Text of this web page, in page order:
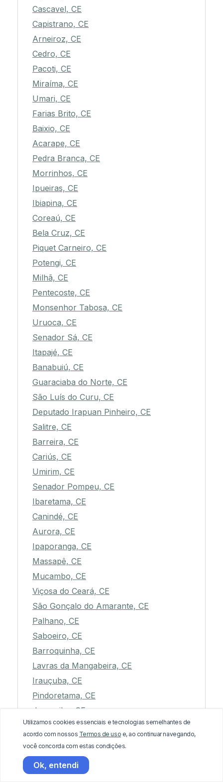
Cascavel, CE
Capistrano, CE
Arneiroz, CE
Cedro, CE
Pacoti, CE
Miraíma, CE
Umari, CE
Farias Brito, CE
Baixio, CE
Acarape, CE
Pedra Branca, CE
Morrinhos, CE
Ipueiras, CE
Ibiapina, CE
Coreaú, CE
Bela Cruz, CE
Piquet Carneiro, CE
Potengi, CE
Milhã, CE
Pentecoste, CE
Monsenhor Tabosa, CE
Uruoca, CE
Senador Sá, CE
Itapajé, CE
Banabuiú, CE
Guaraciaba do Norte, CE
São Luís do Curu, CE
Deputado Irapuan Pinheiro, CE
Salitre, CE
Barreira, CE
Cariús, CE
Umirim, CE
Senador Pompeu, CE
Ibaretama, CE
Canindé, CE
Aurora, CE
Ipaporanga, CE
Massapê, CE
Mucambo, CE
Viçosa do Ceará, CE
São Gonçalo do Amarante, CE
Palhano, CE
Saboeiro, CE
Barroquinha, CE
Lavras da Mangabeira, CE
Irauçuba, CE
Pindoretama, CE
Jaguaribe, CE
Icapuí, CE
Ocara, CE
Itaiçaba, CE
Utilizamos cookies essenciais e tecnologias semelhantes de
acordo com nossos Termos de uso e, ao continuar navegando,
você concorda com estas condições.
Ok, entendi